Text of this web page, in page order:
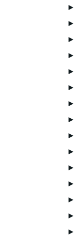
►
►
►
►
►
►
►
►
►
►
►
►
►
►
►